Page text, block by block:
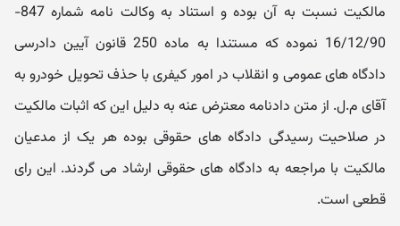
مالکیت نسبت به آن بوده و استناد به وکالت نامه شماره 847-
16/12/90 نموده که مستندا به ماده 250 قانون آیین دادرسی
دادگاه های عمومی و انقلاب در امور کیفری با حذف تحویل خودرو به
آقای م.ل. از متن دادنامه معترض عنه به دلیل این که اثبات مالکیت
در صلاحیت رسیدگی دادگاه های حقوقی بوده هر یک از مدعیان
مالکیت با مراجعه به دادگاه های حقوقی ارشاد می گردند. این رای
قطعی است.